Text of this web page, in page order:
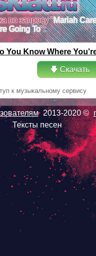
по запросу "Mariah
Going To":
You Know Where
🡇 Скачать
к музыкальному сервису
2013-2020 ©
Тексты песен